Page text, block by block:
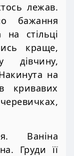
лежав.
бажання
стільці
краще,
дівчину,
на
кривавих
Ваніна
Груди її